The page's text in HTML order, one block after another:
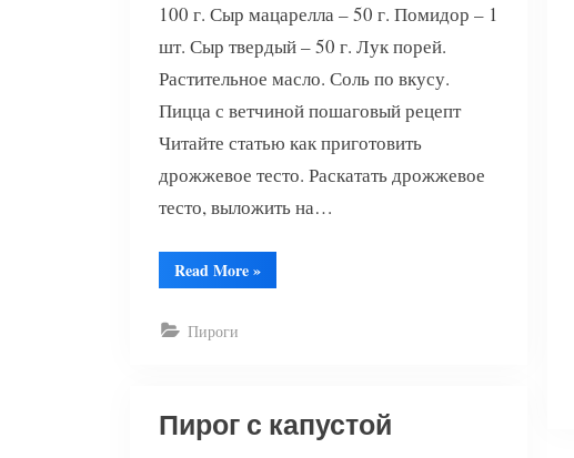
100 г. Сыр мацарелла – 50 г. Помидор – 1
шт. Сыр твердый – 50 г. Лук порей.
Растительное масло. Соль по вкусу.
Пицца с ветчиной пошаговый рецепт
Читайте статью как приготовить
дрожжевое тесто. Раскатать дрожжевое
тесто, выложить на…
Read More“Пицца
с
»
Пироги
Пирог с капустой